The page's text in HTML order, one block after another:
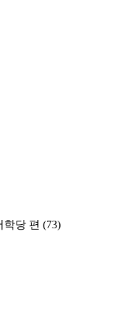
학당 편 (73)